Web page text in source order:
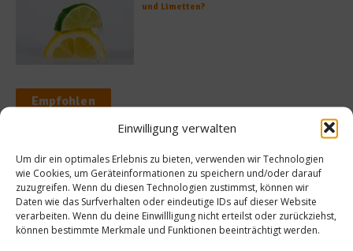
Einwilligung verwalten
Um dir ein optimales Erlebnis zu bieten, verwenden wir Technologien
wie Cookies, um Geräteinformationen zu speichern und/oder darauf
zuzugreifen. Wenn du diesen Technologien zustimmst, können wir
Daten wie das Surfverhalten oder eindeutige IDs auf dieser Website
verarbeiten. Wenn du deine Einwillligung nicht erteilst oder zurückziehst,
können bestimmte Merkmale und Funktionen beeinträchtigt werden.
und Limetten?
Empfohlen
of München
Rezepte
Rezept: Grünkohl